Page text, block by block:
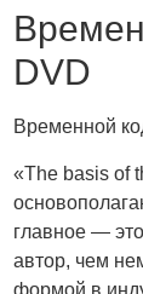
DVD
Временной
«The basis of
главное —
автор, чем
формой в